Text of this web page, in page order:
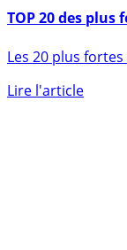
19 mai 2022
TOP 20 des plus
Les 20 plus fortes